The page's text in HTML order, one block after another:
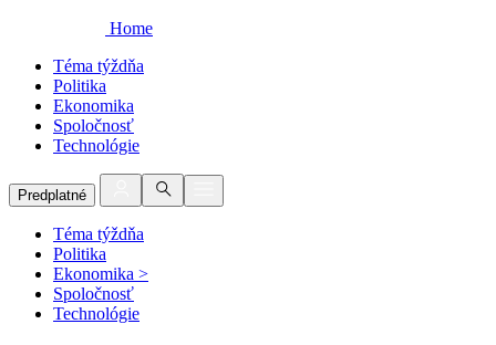
Home
Téma týždňa
Politika
Ekonomika
Spoločnosť
Technológie
Predplatné
Téma týždňa
Politika
Ekonomika >
Spoločnosť
Technológie